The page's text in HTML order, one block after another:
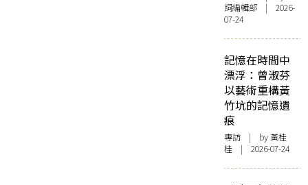
詞編輯部 | 2026-
07-24
記憶在時間中
漂浮：曾淑芬
以藝術重構黃
竹坑的記憶遺
痕
專訪 | by 黃桂
桂 | 2026-07-24